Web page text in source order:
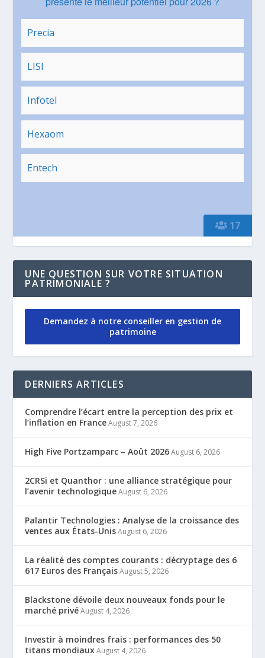
17
Precia
LISI
Infotel
Hexaom
Entech
UNE QUESTION SUR VOTRE SITUATION
PATRIMONIALE ?
Demandez à notre conseiller en gestion de
patrimoine
DERNIERS ARTICLES
Comprendre l’écart entre la perception des prix et
l’inflation en France August 7, 2026
High Five Portzamparc – Août 2026 August 6, 2026
2CRSi et Quanthor : une alliance stratégique pour
l’avenir technologique August 6, 2026
Palantir Technologies : Analyse de la croissance des
ventes aux États-Unis August 6, 2026
La réalité des comptes courants : décryptage des 6
617 Euros des Français August 5, 2026
Blackstone dévoile deux nouveaux fonds pour le
marché privé August 4, 2026
Investir à moindres frais : performances des 50
titans mondiaux August 4, 2026